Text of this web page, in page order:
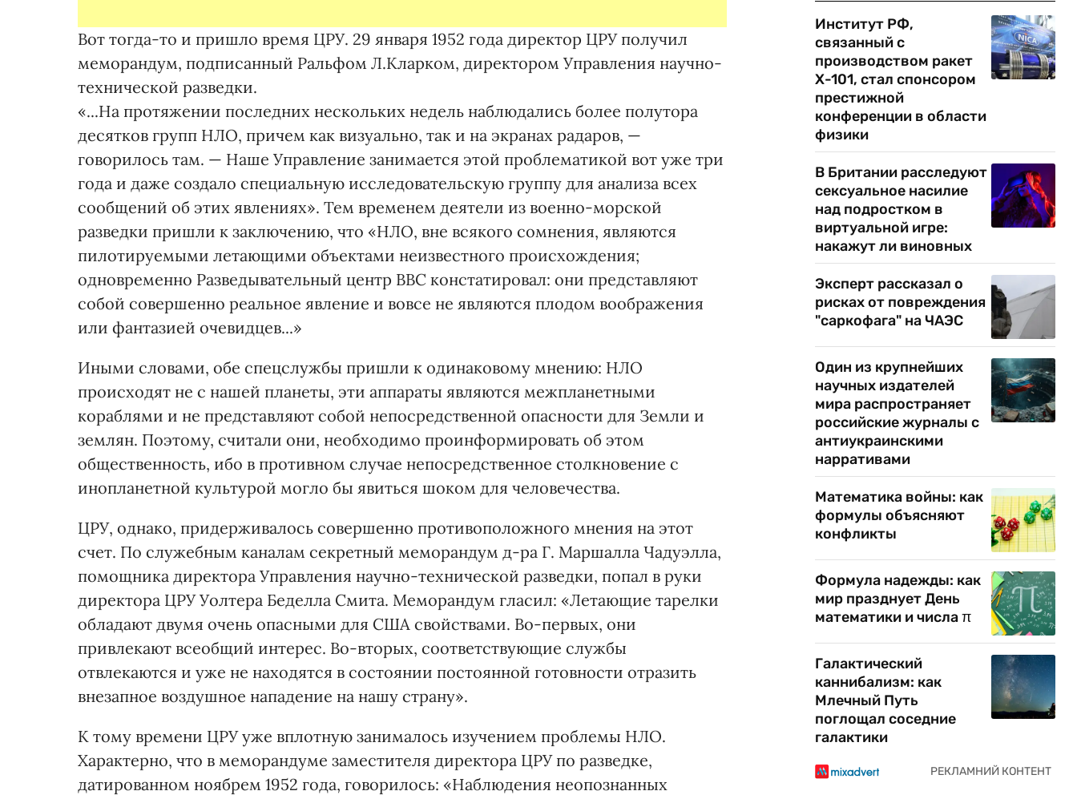
Вот тогда-то и пришло время ЦРУ. 29 января 1952 года директор ЦРУ получил
меморандум, подписанный Ральфом Л.Кларком, директором Управления научно-
технической разведки.
«...На протяжении последних нескольких недель наблюдались более полутора
десятков групп НЛО, причем как визуально, так и на экранах радаров, —
говорилось там. — Наше Управление занимается этой проблематикой вот уже три
года и даже создало специальную исследовательскую группу для анализа всех
сообщений об этих явлениях». Тем временем деятели из военно-морской
разведки пришли к заключению, что «НЛО, вне всякого сомнения, являются
пилотируемыми летающими объектами неизвестного происхождения;
одновременно Разведывательный центр ВВС констатировал: они представляют
собой совершенно реальное явление и вовсе не являются плодом воображения
или фантазией очевидцев...»
Иными словами, обе спецслужбы пришли к одинаковому мнению: НЛО
происходят не с нашей планеты, эти аппараты являются межпланетными
кораблями и не представляют собой непосредственной опасности для Земли и
землян. Поэтому, считали они, необходимо проинформировать об этом
общественность, ибо в противном случае непосредственное столкновение с
инопланетной культурой могло бы явиться шоком для человечества.
ЦРУ, однако, придерживалось совершенно противоположного мнения на этот
счет. По служебным каналам секретный меморандум д-ра Г. Маршалла Чадуэлла,
помощника директора Управления научно-технической разведки, попал в руки
директора ЦРУ Уолтера Беделла Смита. Меморандум гласил: «Летающие тарелки
обладают двумя очень опасными для США свойствами. Во-первых, они
привлекают всеобщий интерес. Во-вторых, соответствующие службы
отвлекаются и уже не находятся в состоянии постоянной готовности отразить
внезапное воздушное нападение на нашу страну».
К тому времени ЦРУ уже вплотную занималось изучением проблемы НЛО.
Характерно, что в меморандуме заместителя директора ЦРУ по разведке,
датированном ноябрем 1952 года, говорилось: «Наблюдения неопознанных
Институт РФ,
связанный с
производством ракет
Х-101, стал спонсором
престижной
конференции в области
физики
В Британии расследуют
сексуальное насилие
над подростком в
виртуальной игре:
накажут ли виновных
Эксперт рассказал о
рисках от повреждения
"саркофага" на ЧАЭС
Один из крупнейших
научных издателей
мира распространяет
российские журналы с
антиукраинскими
нарративами
Математика войны: как
формулы объясняют
конфликты
Формула надежды: как
мир празднует День
математики и числа π
Галактический
каннибализм: как
Млечный Путь
поглощал соседние
галактики